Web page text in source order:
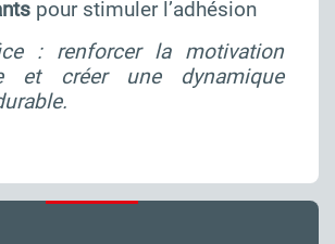
pour stimuler l’adhésion
: renforcer la motivation
et créer une dynamique